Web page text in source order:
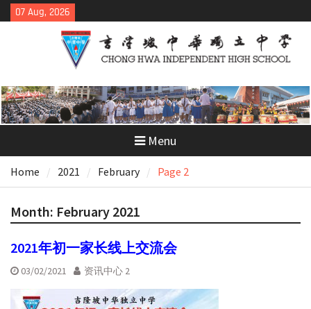
Skip
to
07 Aug, 2026
Menu
Home 2021 February Page 2
Month: February 2021
2021年初一家长线上交流会
03/02/2021 资讯中心 2